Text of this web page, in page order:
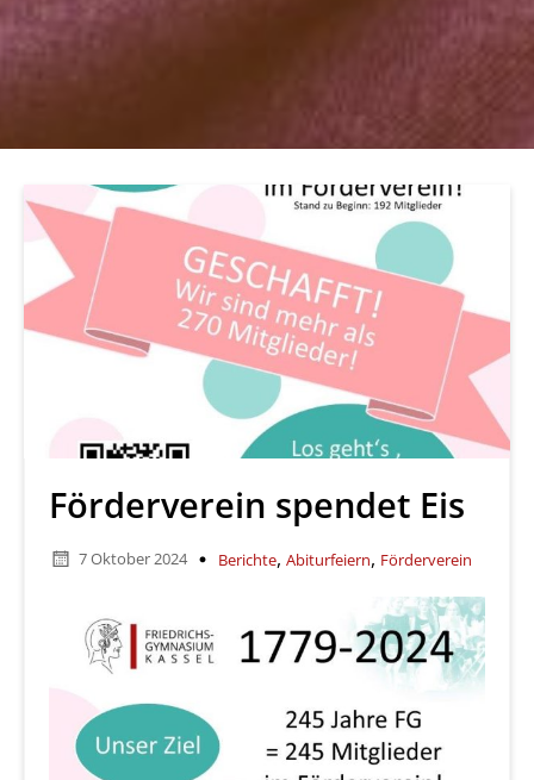
Förderverein spendet Eis
7 Oktober 2024 Berichte, Abiturfeiern, Förderverein